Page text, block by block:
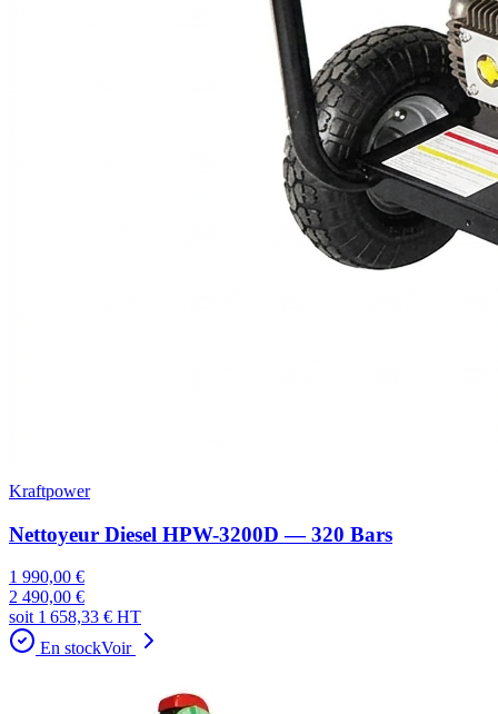
Kraftpower
Nettoyeur Diesel HPW-3200D — 320 Bars
1 990,00 €
2 490,00 €
soit 1 658,33 € HT
En stockVoir